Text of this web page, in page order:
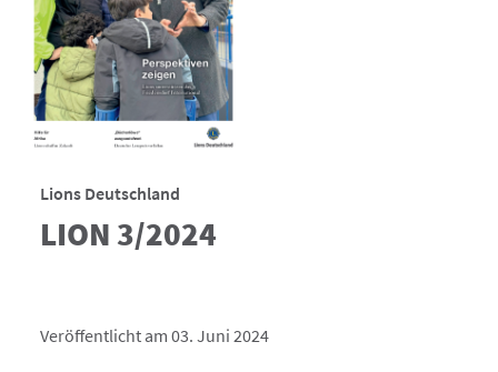
Lions Deutschland
LION 3/2024
Veröffentlicht am 03. Juni 2024